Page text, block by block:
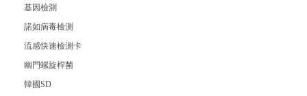
基因檢測
諾如病毒檢測
流感快速檢測卡
幽門螺旋桿菌
韓國SD